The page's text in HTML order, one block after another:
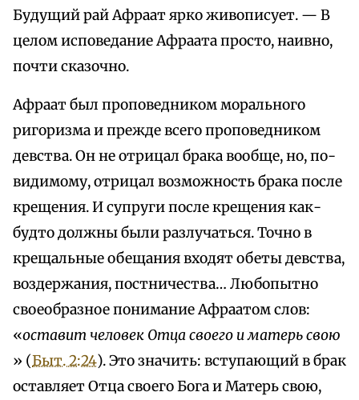
Будущий рай Афраат ярко живописует. — В
целом исповедание Афраата просто, наивно,
почти сказочно.
Афраат был проповедником морального
ригоризма и прежде всего проповедником
девства. Он не отрицал брака вообще, но, по-
видимому, отрицал возможность брака после
крещения. И супруги после крещения как-
будто должны были разлучаться. Точно в
крещальные обещания входят обеты девства,
воздержания, постничества… Любопытно
своеобразное понимание Афраатом слов:
«оставит человек Отца своего и матерь свою
» (Быт. 2:24). Это значить: вступающий в брак
оставляет Отца своего Бога и Матерь свою,